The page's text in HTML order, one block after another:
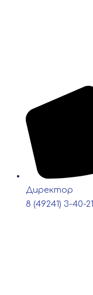
Директор
8 (49241) 3-40-21